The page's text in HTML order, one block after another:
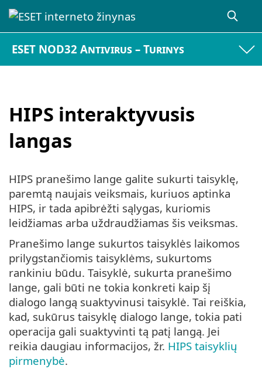
ESET NOD32 Antivirus – Turinys
HIPS interaktyvusis
langas
HIPS pranešimo lange galite sukurti taisyklę,
paremtą naujais veiksmais, kuriuos aptinka
HIPS, ir tada apibrėžti sąlygas, kuriomis
leidžiamas arba uždraudžiamas šis veiksmas.
Pranešimo lange sukurtos taisyklės laikomos
prilygstančiomis taisyklėms, sukurtoms
rankiniu būdu. Taisyklė, sukurta pranešimo
lange, gali būti ne tokia konkreti kaip šį
dialogo langą suaktyvinusi taisyklė. Tai reiškia,
kad, sukūrus taisyklę dialogo lange, tokia pati
operacija gali suaktyvinti tą patį langą. Jei
reikia daugiau informacijos, žr. HIPS taisyklių
pirmenybė.